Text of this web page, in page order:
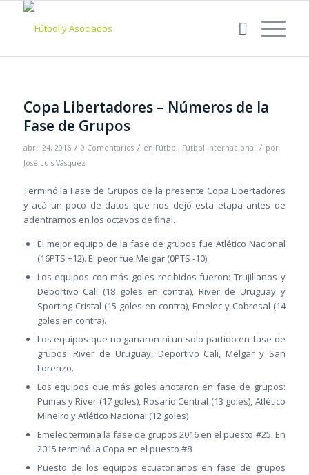
Copa Libertadores – Números de la
Fase de Grupos
abril 24, 2016 / 0 Comentarios / en Fútbol, Fútbol Internacional / por
José Luis Vásquez
Terminó la Fase de Grupos de la presente Copa Libertadores
y acá un poco de datos que nos dejó esta etapa antes de
adentrarnos en los octavos de final.
El mejor equipo de la fase de grupos fue Atlético Nacional
(16PTS +12). El peor fue Melgar (0PTS -10).
Los equipos con más goles recibidos fueron: Trujillanos y
Deportivo Cali (18 goles en contra), River de Uruguay y
Sporting Cristal (15 goles en contra), Emelec y Cobresal (14
goles en contra).
Los equipos que no ganaron ni un solo partido en fase de
grupos: River de Uruguay, Deportivo Cali, Melgar y San
Lorenzo.
Los equipos que más goles anotaron en fase de grupos:
Pumas y River (17 goles), Rosario Central (13 goles), Atlético
Mineiro y Atlético Nacional (12 goles)
Emelec termina la fase de grupos 2016 en el puesto #25. En
2015 terminó la Copa en el puesto #8
Puesto de los equipos ecuatorianos en fase de grupos